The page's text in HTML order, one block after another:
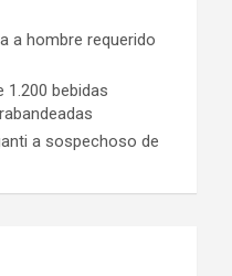
a hombre requerido
1.200 bebidas
a sospechoso de